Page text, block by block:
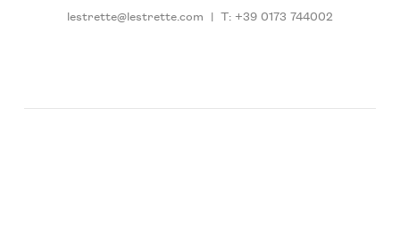
lestrette@lestrette.com | T: +39 0173 744002